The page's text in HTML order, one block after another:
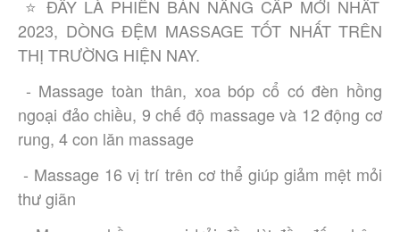
2023, DÒNG ĐỆM MASSAGE TỐT NHẤT TRÊN
THỊ TRƯỜNG HIỆN NAY.
ngoại đảo chiều, 9 chế độ massage và 12 động cơ
rung, 4 con lăn massage
thư giãn